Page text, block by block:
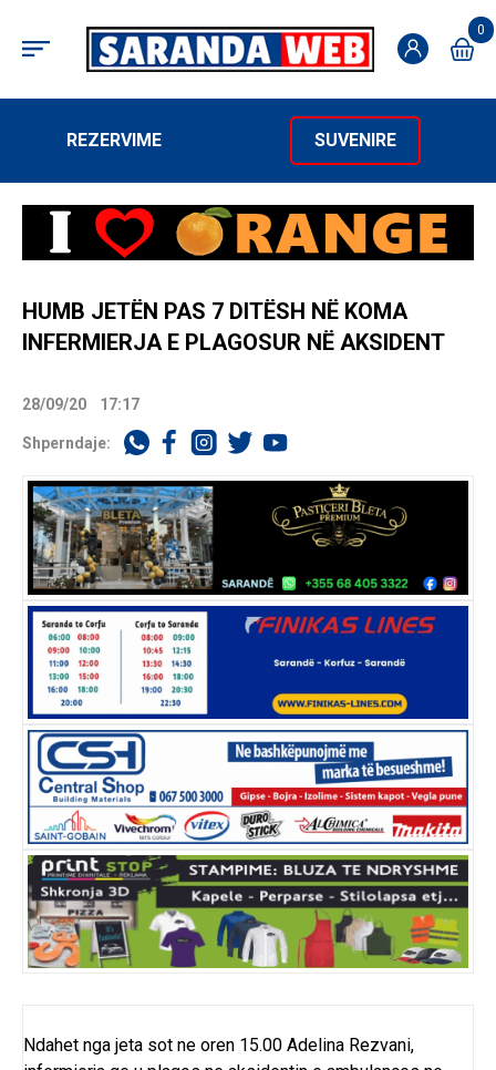
0
REZERVIME SUVENIRE
HUMB JETËN PAS 7 DITËSH NË KOMA
INFERMIERJA E PLAGOSUR NË AKSIDENT
28/09/20 17:17
Shperndaje:
Ndahet nga jeta sot ne oren 15.00 Adelina Rezvani,